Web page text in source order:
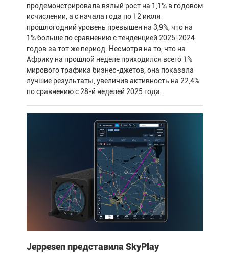
продемонстрировала вялый рост на 1,1% в годовом
исчислении, а с начала года по 12 июля
прошлогодний уровень превышен на 3,9%, что на
1% больше по сравнению с тенденцией 2025-2024
годов за тот же период. Несмотря на то, что на
Африку на прошлой неделе приходился всего 1%
мирового трафика бизнес-джетов, она показала
лучшие результаты, увеличив активность на 22,4%
по сравнению с 28-й неделей 2025 года.
Jeppesen представила SkyPlay